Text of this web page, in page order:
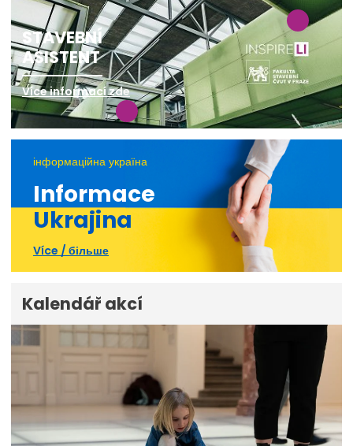
STAVEBNÍ
ASISTENT
Více informací zde
інформаційна україна
Informace
Ukrajina
Více / більше
Kalendář akcí